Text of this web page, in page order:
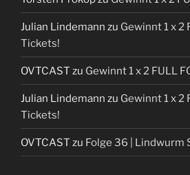
Julian Lindemann zu Gewinnt 1 x 2
Tickets!
OVTCAST zu Gewinnt 1 x 2 FULL
Julian Lindemann zu Gewinnt 1 x 2
Tickets!
OVTCAST zu Folge 36 | Lindwurm